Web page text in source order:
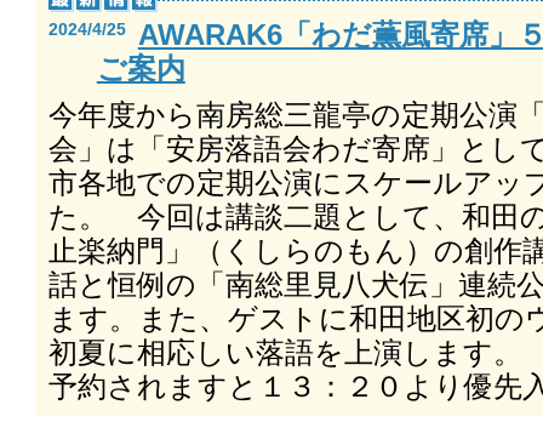
2024/4/25
AWARAK6「わだ薫風寄席」
ご案内
今年度から南房総三龍亭の定期公演
会」は「安房落語会わだ寄席」とし
市各地での定期公演にスケールアッ
た。 今回は講談二題として、和田
止楽納門」（くしらのもん）の創作
話と恒例の「南総里見八犬伝」連続
ます。また、ゲストに和田地区初の
初夏に相応しい落語を上演します
予約されますと１３：２０より優先